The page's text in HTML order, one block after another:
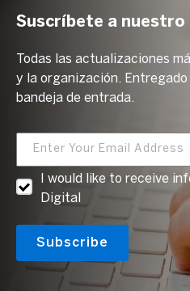
Suscríbete a
Todas las actualizaciones
y la organización.
bandeja de entrada.
I would like to receive
Digital